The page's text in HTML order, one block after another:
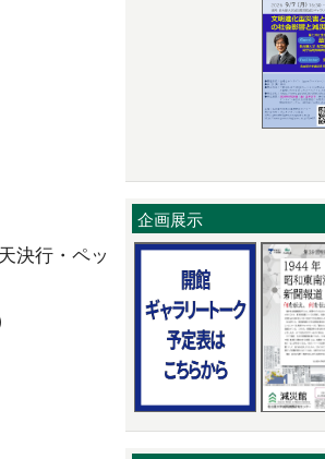
決行・ペッ
企画展示